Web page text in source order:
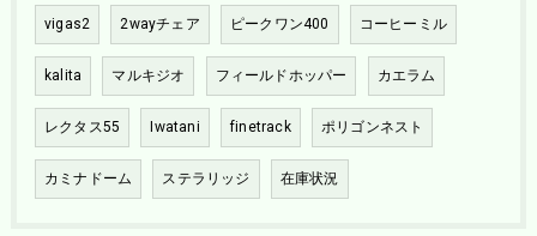
vigas2 2wayチェア ピークワン400 コーヒーミル
kalita マルキジオ フィールドホッパー カエラム
レクタス55 Iwatani finetrack ポリゴンネスト
カミナドーム ステラリッジ 在庫状況